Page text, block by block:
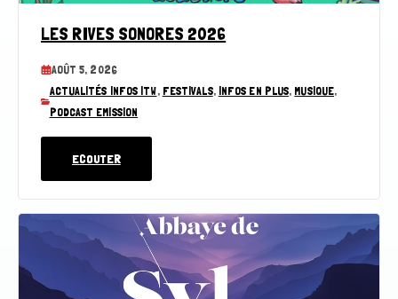
LES RIVES SONORES 2026
AOÛT 5, 2026
ACTUALITÉS INFOS ITW, FESTIVALS, INFOS EN PLUS, MUSIQUE,
PODCAST EMISSION
ECOUTER